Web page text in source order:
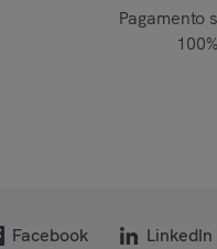
Pagamento
100%
Facebook LinkedIn